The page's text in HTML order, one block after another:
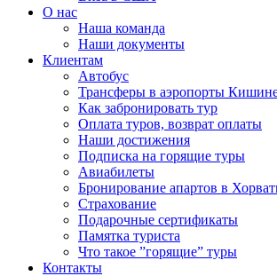
О нас
Наша команда
Наши документы
Клиентам
Автобус
Трансферы в аэропорты
Как забронировать тур
Оплата туров, возврат оплаты
Наши достижения
Подписка на горящие туры
Авиабилеты
Бронирование апартов в
Страхование
Подарочные сертификаты
Памятка туриста
Что такое ”горящие” туры
Контакты